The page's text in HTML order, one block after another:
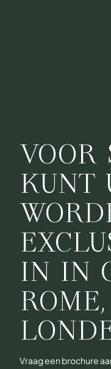
VOOR
KUNT
IN IN
Vraag een brochure